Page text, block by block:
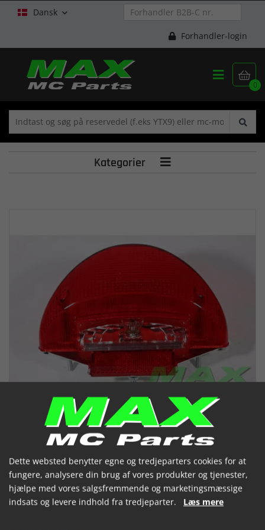
Dansk 
Forhandler-login

0

Kategorier 
Baglygte komplet CPI POPCORN
(131701)
Dette websted benytter egne og tredjeparters cookies for at
fungere, analysere din brug af vores produkter og tjenester,
hjælpe med vores salgsfremmende og marketingsmæssige
indsats og levere indhold fra tredjeparter. Læs mere